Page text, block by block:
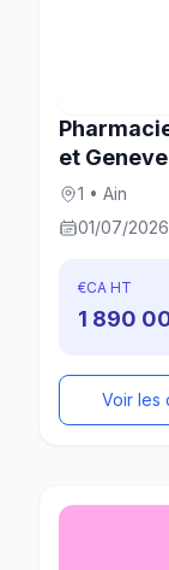
et
1 • Ain
01/07/2026
€CA HT
1 890
Voir les